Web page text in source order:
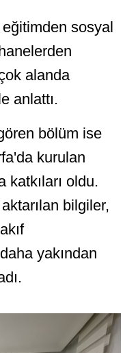
eğitimden sosyal
alanda
anlattı.
bölüm ise
kurulan
katkıları oldu.
bilgiler,
yakından